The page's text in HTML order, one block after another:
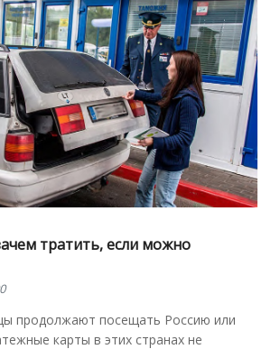
тратить, если можно
продолжают посещать Россию или
карты в этих странах не